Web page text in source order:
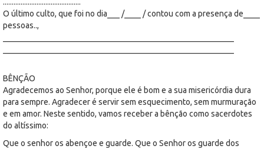
O último culto, que foi no dia___ /____ / contou com a presença de____
pessoas..,
BÊNÇÃO
Agradecemos ao Senhor, porque ele é bom e a sua misericórdia dura
para sempre. Agradecer é servir sem esquecimento, sem murmuração
e em amor. Neste sentido, vamos receber a bênção como sacerdotes
do altíssimo:
Que o senhor os abençoe e guarde. Que o Senhor os guarde dos